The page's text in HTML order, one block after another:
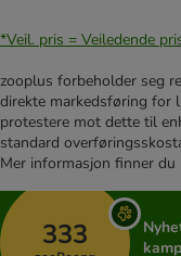
*Veil. pris = Veiledende
zooplus forbeholder seg
direkte markedsføring for
protestere mot dette til
standard
Mer informasjon finner du
333